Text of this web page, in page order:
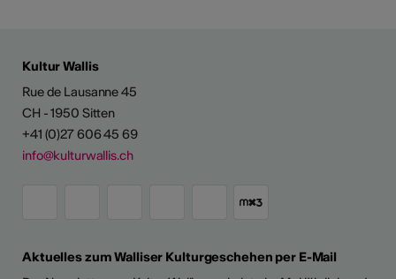
Kultur Wallis
Rue de Lausanne 45
CH - 1950 Sitten
+41 (0)27 606 45 69
info@kulturwallis.ch
Aktuelles zum Walliser Kulturgeschehen per E-Mail